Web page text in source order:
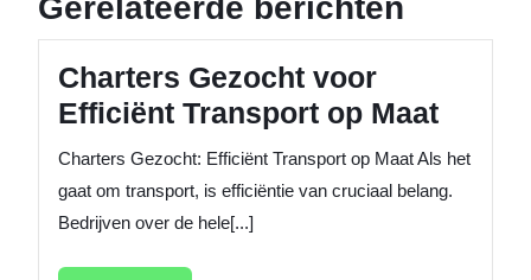
Gerelateerde berichten
Charters Gezocht voor
Efficiënt Transport op Maat
Charters Gezocht: Efficiënt Transport op Maat Als het
gaat om transport, is efficiëntie van cruciaal belang.
Bedrijven over de hele[...]